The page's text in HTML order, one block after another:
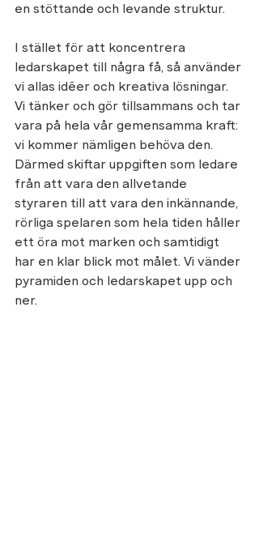
en stöttande och levande struktur.
I stället för att koncentrera
ledarskapet till några få, så använder
vi allas idéer och kreativa lösningar.
Vi tänker och gör tillsammans och tar
vara på hela vår gemensamma kraft:
vi kommer nämligen behöva den.
Därmed skiftar uppgiften som ledare
från att vara den allvetande
styraren till att vara den inkännande,
rörliga spelaren som hela tiden håller
ett öra mot marken och samtidigt
har en klar blick mot målet. Vi vänder
pyramiden och ledarskapet upp och
ner.